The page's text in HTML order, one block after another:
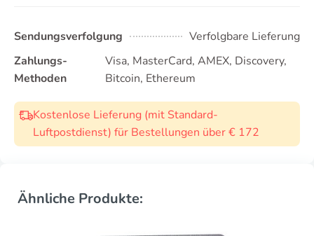
Sendungsverfolgung
Verfolgbare Lieferung
Zahlungs-
Methoden
Visa, MasterCard, AMEX, Discovery,
Bitcoin, Ethereum
Kostenlose Lieferung (mit Standard-
Luftpostdienst) für Bestellungen über € 172
Ähnliche Produkte: